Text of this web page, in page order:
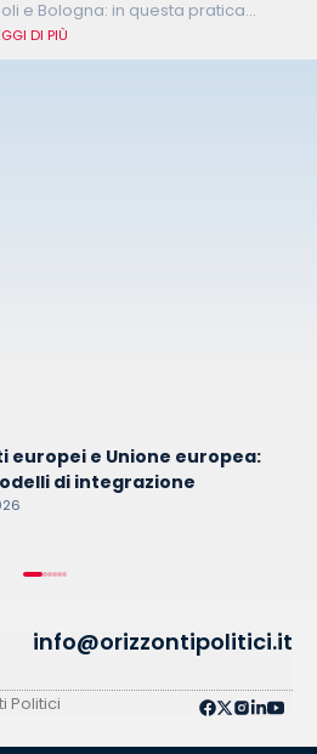
e Bologna: in questa pratica
trovate tutto quello
DI PIÙ
europei e Unione europea:
di integrazione
info@orizzontipolitici.it
Politici